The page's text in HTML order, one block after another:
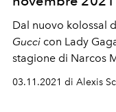
Dal nuovo kolossal
Gucci con Lady
stagione di Narcos
03.11.2021 di Alexis